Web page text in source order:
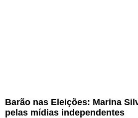
Barão nas Eleições: Marina
pelas mídias independentes